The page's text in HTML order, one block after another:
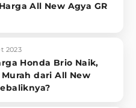
All New Agya GR
2023
Honda Brio Naik,
dari All New